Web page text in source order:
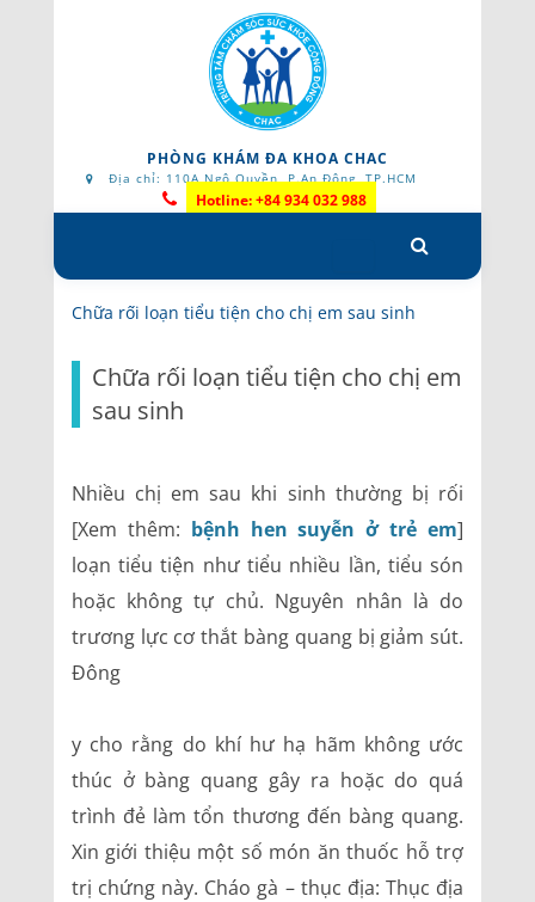
PHÒNG KHÁM ĐA KHOA CHAC
Địa chỉ: 110A Ngô Quyền, P.An Đông, TP.HCM
Hotline: +84 934 032 988
to
content
Chữa rối loạn tiểu tiện cho chị em sau sinh
Chữa rối loạn tiểu tiện cho chị em
sau sinh
Nhiều chị em sau khi sinh thường bị rối
[Xem thêm: bệnh hen suyễn ở trẻ em]
loạn tiểu tiện như tiểu nhiều lần, tiểu són
hoặc không tự chủ. Nguyên nhân là do
trương lực cơ thắt bàng quang bị giảm sút.
Đông
y cho rằng do khí hư hạ hãm không ước
thúc ở bàng quang gây ra hoặc do quá
trình đẻ làm tổn thương đến bàng quang.
Xin giới thiệu một số món ăn thuốc hỗ trợ
trị chứng này. Cháo gà – thục địa: Thục địa